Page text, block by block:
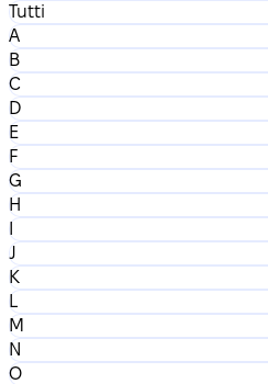
Tutti
A
B
C
D
E
F
G
H
I
J
K
L
M
N
O